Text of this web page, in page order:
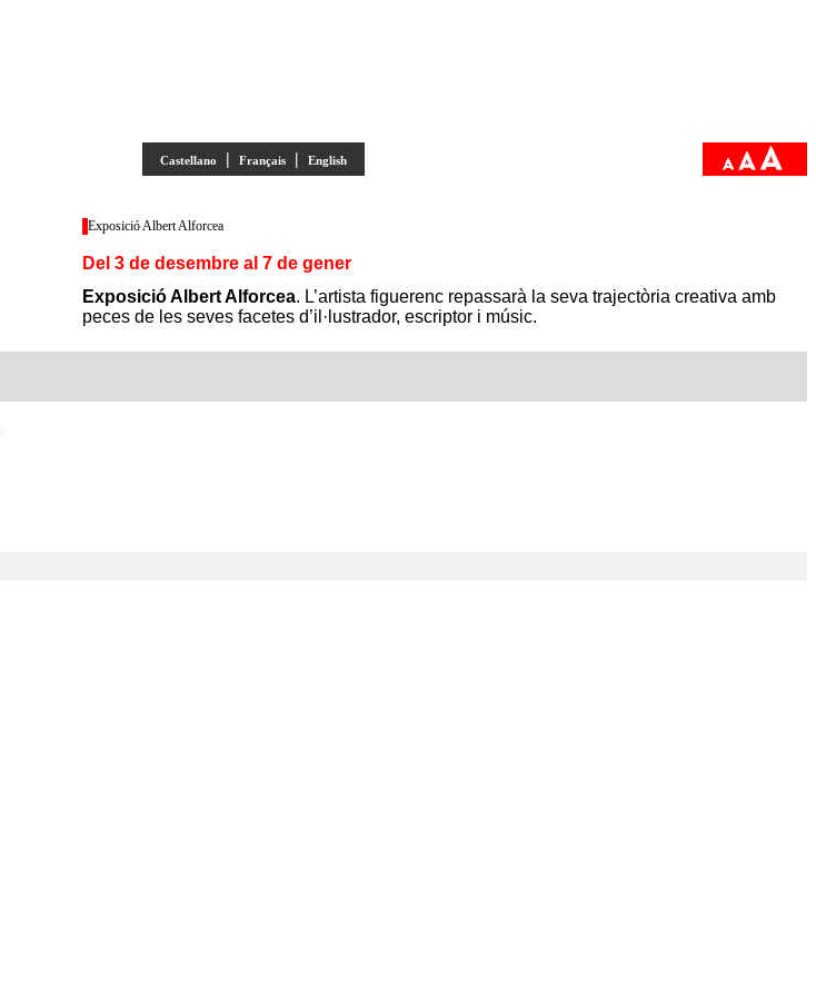
Castellano | Français | English
Exposició Albert Alforcea
Del 3 de desembre al 7 de gener
Exposició Albert Alforcea. L’artista figuerenc repassarà la seva trajectòria creativa amb
peces de les seves facetes d’il·lustrador, escriptor i músic.